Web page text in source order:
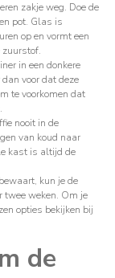
zakje weg. Doe de
pot. Glas is
op en vormt een
zuurstof.
in een donkere
voor dat deze
te voorkomen dat
nooit in de
van koud naar
kast is altijd de
kun je de
twee weken. Om je
opties bekijken bij
de